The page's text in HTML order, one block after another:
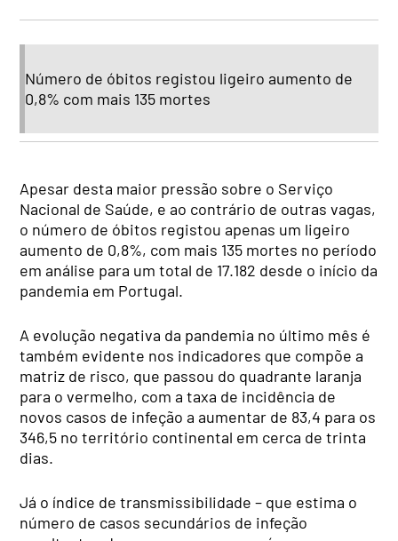
Número de óbitos registou ligeiro aumento de
0,8% com mais 135 mortes
Apesar desta maior pressão sobre o Serviço
Nacional de Saúde, e ao contrário de outras vagas,
o número de óbitos registou apenas um ligeiro
aumento de 0,8%, com mais 135 mortes no período
em análise para um total de 17.182 desde o início da
pandemia em Portugal.
A evolução negativa da pandemia no último mês é
também evidente nos indicadores que compõe a
matriz de risco, que passou do quadrante laranja
para o vermelho, com a taxa de incidência de
novos casos de infeção a aumentar de 83,4 para os
346,5 no território continental em cerca de trinta
dias.
Já o índice de transmissibilidade – que estima o
número de casos secundários de infeção